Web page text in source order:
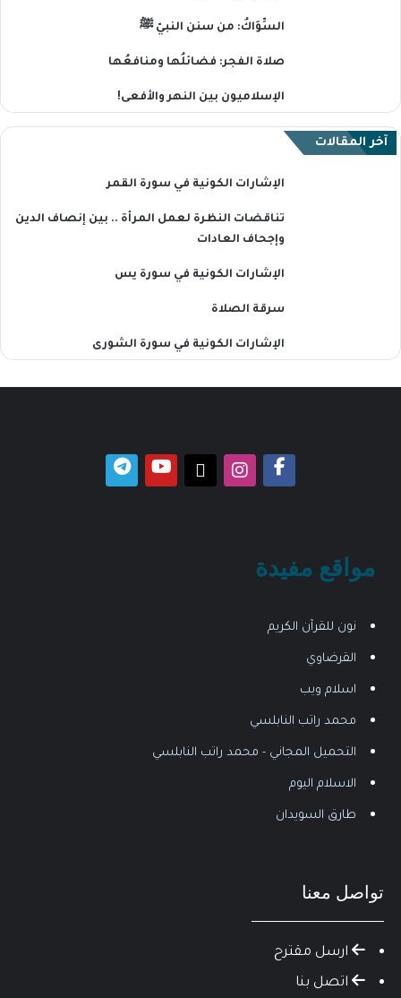
السِّوَاكُ: من سنن النبيّ ﷺ
صلاة الفجر: فضائلُها ومنافعُها
الإسلاميون بين النهر والأفعى!
آخر المقالات
الإشارات الكونية في سورة القمر
تناقضات النظرة لعمل المرأة .. بين إنصاف الدين
وإجحاف العادات
الإشارات الكونية في سورة يس
سرقة الصلاة
الإشارات الكونية في سورة الشورى
مواقع مفيدة
نون للقرآن الكريم
القرضاوي
اسلام ويب
محمد راتب النابلسي
التحميل المجاني - محمد راتب النابلسي
الاسلام اليوم
طارق السويدان
تواصل معنا
ارسل مقترح
اتصل بنا